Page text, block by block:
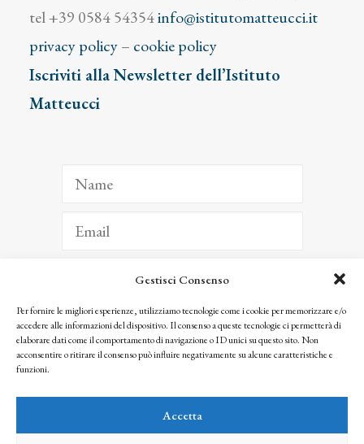
Gestisci Consenso
Per fornire le migliori esperienze, utilizziamo tecnologie come i cookie per memorizzare e/o
accedere alle informazioni del dispositivo. Il consenso a queste tecnologie ci permetterà di
elaborare dati come il comportamento di navigazione o ID unici su questo sito. Non
acconsentire o ritirare il consenso può influire negativamente su alcune caratteristiche e
funzioni.
Accetta
tel +39 0584 54354info@istitutomatteucci.it
privacy policy– cookie policy
Iscriviti alla Newsletter dell’Istituto
Matteucci
ISCRIVITI
Facendo clic per iscriverti, riconosci che le tue informazioni saranno trattate
seguendo la nostra Privacy Policy
© 2025 Istituto Matteucci. All right reserved
l’autorizzazione scritta dei proprietari dei diritti e dell’Istituto Matteucci